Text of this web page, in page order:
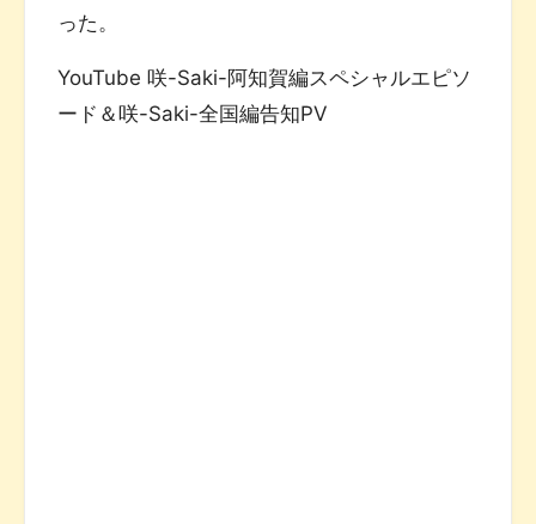
った。
YouTube 咲-Saki-阿知賀編スペシャルエピソ
ード＆咲-Saki-全国編告知PV